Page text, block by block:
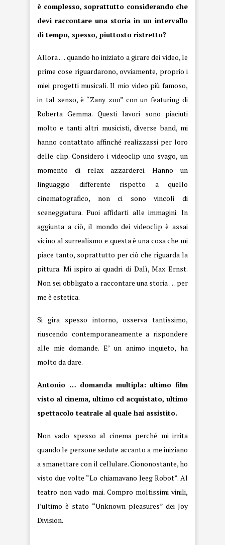
è complesso, soprattutto considerando che
devi raccontare una storia in un intervallo
di tempo, spesso, piuttosto ristretto?
Allora … quando ho iniziato a girare dei video, le
prime cose riguardarono, ovviamente, proprio i
miei progetti musicali. Il mio video più famoso,
in tal senso, è “Zany zoo” con un featuring di
Roberta Gemma. Questi lavori sono piaciuti
molto e tanti altri musicisti, diverse band, mi
hanno contattato affinché realizzassi per loro
delle clip. Considero i videoclip uno svago, un
momento di relax azzarderei. Hanno un
linguaggio differente rispetto a quello
cinematografico, non ci sono vincoli di
sceneggiatura. Puoi affidarti alle immagini. In
aggiunta a ciò, il mondo dei videoclip è assai
vicino al surrealismo e questa è una cosa che mi
piace tanto, soprattutto per ciò che riguarda la
pittura. Mi ispiro ai quadri di Dalì, Max Ernst.
Non sei obbligato a raccontare una storia … per
me è estetica.
Si gira spesso intorno, osserva tantissimo,
riuscendo contemporaneamente a rispondere
alle mie domande. E’ un animo inquieto, ha
molto da dare.
Antonio … domanda multipla: ultimo film
visto al cinema, ultimo cd acquistato, ultimo
spettacolo teatrale al quale hai assistito.
Non vado spesso al cinema perché mi irrita
quando le persone sedute accanto a me iniziano
a smanettare con il cellulare. Ciononostante, ho
visto due volte “Lo chiamavano Jeeg Robot”. Al
teatro non vado mai. Compro moltissimi vinili,
l’ultimo è stato “Unknown pleasures” dei Joy
Division.